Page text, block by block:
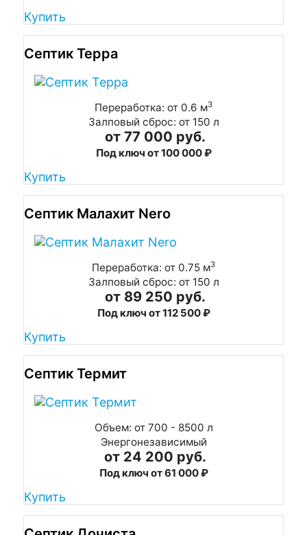
Купить
Септик Терра
Переработка: от 0.6 м3
Залповый сброс: от 150 л
от 77 000 руб.
Под ключ от 100 000 ₽
Купить
Септик Малахит Nero
Переработка: от 0.75 м3
Залповый сброс: от 150 л
от 89 250 руб.
Под ключ от 112 500 ₽
Купить
Септик Термит
Объем: от 700 - 8500 л
Энергонезависимый
от 24 200 руб.
Под ключ от 61 000 ₽
Купить